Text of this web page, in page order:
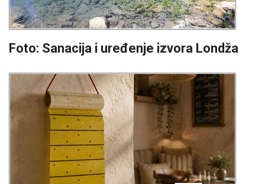
Foto: Sanacija i uređenje izvora Londža